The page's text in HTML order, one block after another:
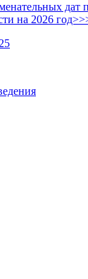
дат
на 2026